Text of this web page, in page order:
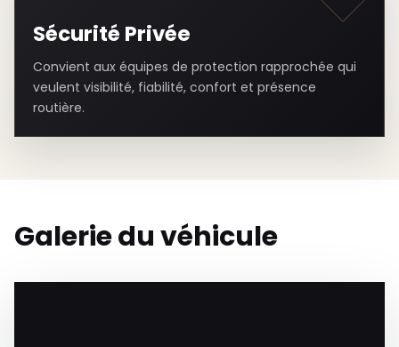
Sécurité Privée
Convient aux équipes de protection rapprochée qui
veulent visibilité, fiabilité, confort et présence
routière.
Galerie du véhicule